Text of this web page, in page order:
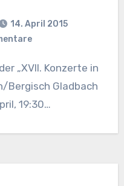
14. April 2015
Bergisch Gladbach
19:30…